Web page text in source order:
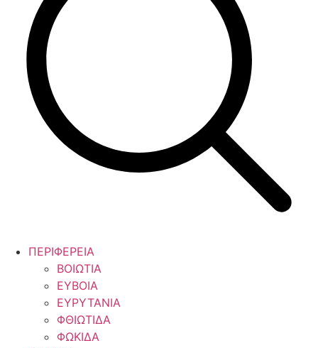
ΠΕΡΙΦΕΡΕΙΑ
ΒΟΙΩΤΙΑ
ΕΥΒΟΙΑ
ΕΥΡΥΤΑΝΙΑ
ΦΘΙΩΤΙΔΑ
ΦΩΚΙΔΑ